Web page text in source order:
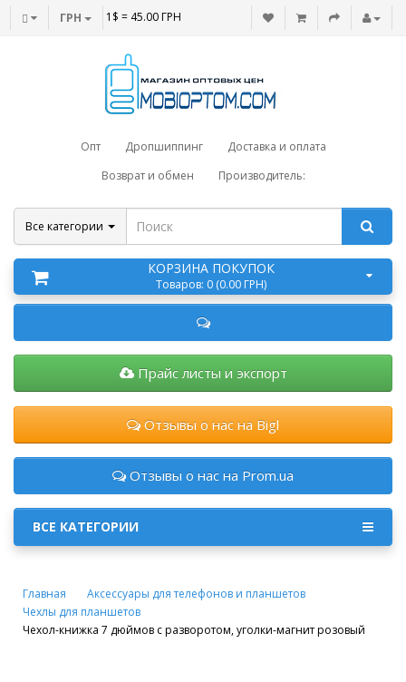
ГРН 1$ = 45.00 ГРН
Опт Дропшиппинг
Доставка и оплата
Возврат и обмен
Производитель:
Все категории
КОРЗИНА ПОКУПОК
Товаров: 0 (0.00 ГРН)
Прайс листы и экспорт
Отзывы о нас на Bigl
Отзывы о нас на Prom.ua
ВСЕ КАТЕГОРИИ
Главная
Аксессуары для телефонов и планшетов
Чехлы для планшетов
Чехол-книжка 7 дюймов с разворотом, уголки-магнит розовый